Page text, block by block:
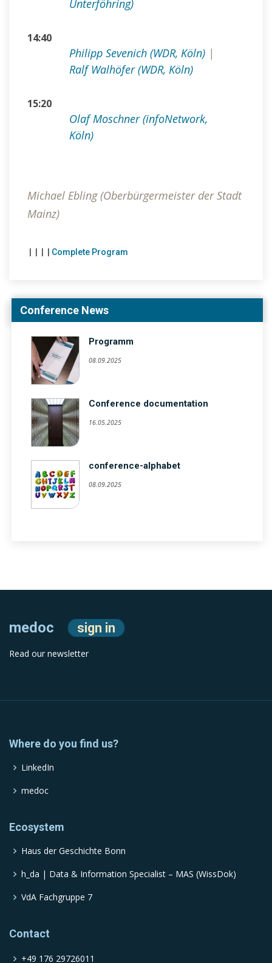
Unterföhring)
14:40
Philipp Sevenich (WDR, Köln) |
Ralf Walhöfer (WDR, Köln)
15:20
Olaf Moschner (infoNetwork,
Köln)
Michael Ebling (Oberbürgermeister der Stadt
Mainz)
Complete Program
Conference News
Programm
08.09.2025
Conference documentation
16.05.2025
conference-alphabet
08.09.2025
medoc sign in
Read our newsletter
Where do you find us?
LinkedIn
medoc
Ecosystem
Haus der Geschichte Bonn
h_da | Data & Information Specialist – MAS (WissDok)
VdA Fachgruppe 7
Contact
+49 176 29726011